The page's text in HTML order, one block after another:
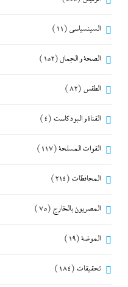
السينسياسي (11)
الصحة و الجمال (152)
الطقس (82)
القناة و البودكاست (4)
القوات المسلحة(117)
المحافظات (214)
المصريون بالخارج (75)
الموضة(19)
تحقيقات (184)